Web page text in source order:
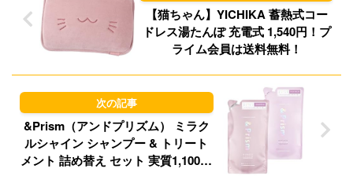
n
【猫ちゃん】YICHIKA 蓄熱式コー
ドレス湯たんぽ 充電式 1,540円！プ
ライム会員は送料無料！
&Prism（アンドプリズム） ミラク
ルシャイン シャンプー & トリート
メント 詰め替え セット 実質1,100円